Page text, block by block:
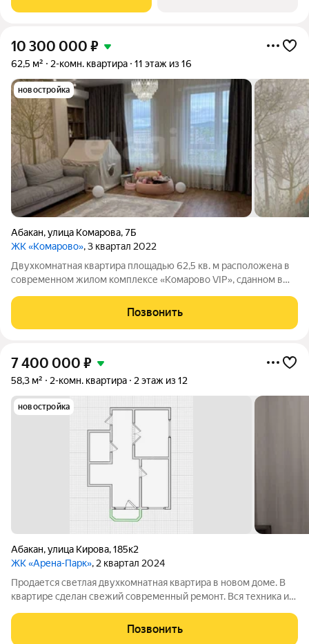
10 300 000 ₽
62,5 м² 2-комн. квартира 11 этаж из 16
новостройка
Абакан,улица Комарова,7Б
ЖК «Комарово», 3 квартал 2022
Двухкомнатная квартира площадью 62,5 кв. м расположена в
современном жилом комплексе «Комарово VIP», сданном в
высокий уровень шумоизоляции, а продуманная планировка
делает пространство
Позвонить
7 400 000 ₽
58,3 м² 2-комн. квартира 2 этаж из 12
новостройка
Абакан,улица Кирова,185к2
ЖК «Арена-Парк», 2 квартал 2024
Продается светлая двухкомнатная квартира в новом доме. В
квартире сделан свежий современный ремонт. Вся техника и
на две стороны, что обеспечивает хорошее проветривание.
Большие светлые комнаты.
Позвонить